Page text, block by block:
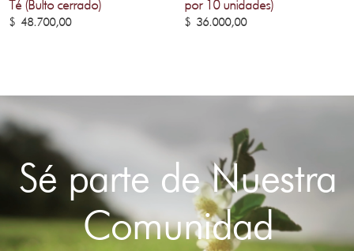
Té (Bulto cerrado)
$ 48.700,00
por 10 unidades)
$36.000,00
Sé parte de Nuestra
Comunidad